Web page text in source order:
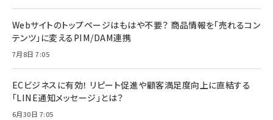
Webサイトのトップページはもはや不要？ 商品情報を「売れるコン
テンツ」に変えるPIM/DAM連携
7月8日 7:05
ECビジネスに有効！ リピート促進や顧客満足度向上に直結する
「LINE通知メッセージ」とは？
6月30日 7:05